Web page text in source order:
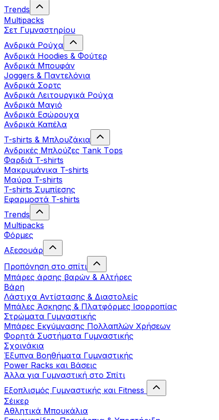
Trends
Multipacks
Σετ Γυμναστηρίου
Ανδρικά Ρούχα
Ανδρικά Hoodies & Φούτερ
Ανδρικά Μπουφάν
Joggers & Παντελόνια
Ανδρικά Σορτς
Ανδρικά Λειτουργικά Ρούχα
Ανδρικά Μαγιό
Ανδρικά Εσώρουχα
Ανδρικά Καπέλα
T-shirts & Μπλουζάκια
Ανδρικές Mπλούζες Τank Τops
Φαρδιά T-shirts
Μακρυμάνικα T-shirts
Μαύρα T-shirts
T-shirts Συμπίεσης
Εφαρμοστά T-shirts
Trends
Multipacks
Φόρμες
Αξεσουάρ
Προπόνηση στο σπίτι
Μπάρες άρσης βαρών & Αλτήρες
Βάρη
Λάστιχα Αντίστασης & Διαστολείς
Μπάλες Άσκησης & Πλατφόρμες Ισορροπίας
Στρώματα Γυμναστικής
Μπάρες Εκγύμνασης Πολλαπλών Χρήσεων
Φορητά Συστήματα Γυμναστικής
Σχοινάκια
Έξυπνα Βοηθήματα Γυμναστικής
Power Racks και Βάσεις
Άλλα για Γυμναστική στο Σπίτι
Εξοπλισμός Γυμναστικής και Fitness
Σέικερ
Αθλητικά Μπουκάλια